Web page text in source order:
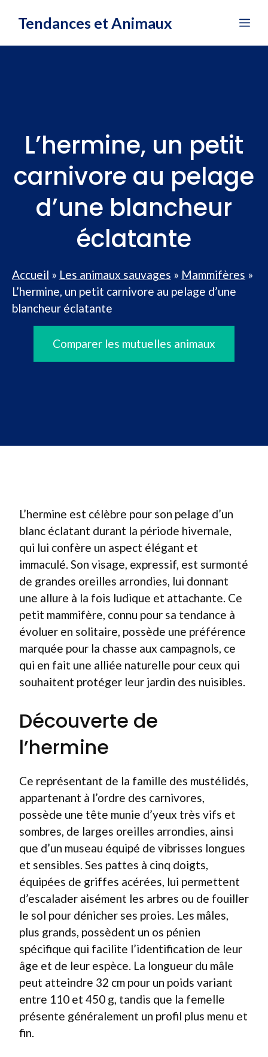
Tendances et Animaux
L’hermine, un petit
carnivore au pelage
d’une blancheur
éclatante
Accueil » Les animaux sauvages » Mammifères »
L’hermine, un petit carnivore au pelage d’une
blancheur éclatante
Comparer les mutuelles animaux
L’hermine est célèbre pour son pelage d’un
blanc éclatant durant la période hivernale,
qui lui confère un aspect élégant et
immaculé. Son visage, expressif, est surmonté
de grandes oreilles arrondies, lui donnant
une allure à la fois ludique et attachante. Ce
petit mammifère, connu pour sa tendance à
évoluer en solitaire, possède une préférence
marquée pour la chasse aux campagnols, ce
qui en fait une alliée naturelle pour ceux qui
souhaitent protéger leur jardin des nuisibles.
Découverte de
l’hermine
Ce représentant de la famille des mustélidés,
appartenant à l’ordre des carnivores,
possède une tête munie d’yeux très vifs et
sombres, de larges oreilles arrondies, ainsi
que d’un museau équipé de vibrisses longues
et sensibles. Ses pattes à cinq doigts,
équipées de griffes acérées, lui permettent
d’escalader aisément les arbres ou de fouiller
le sol pour dénicher ses proies. Les mâles,
plus grands, possèdent un os pénien
spécifique qui facilite l’identification de leur
âge et de leur espèce. La longueur du mâle
peut atteindre 32 cm pour un poids variant
entre 110 et 450 g, tandis que la femelle
présente généralement un profil plus menu et
fin.